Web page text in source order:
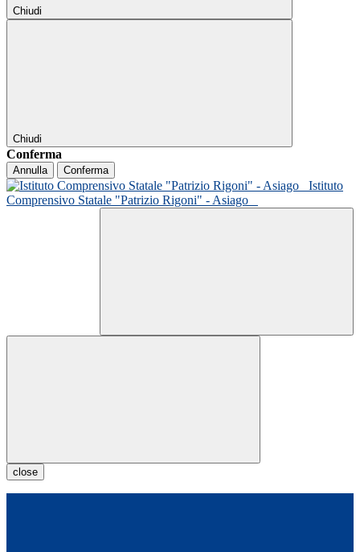
Chiudi
Chiudi
Conferma
Annulla Conferma
Istituto
Comprensivo Statale "Patrizio Rigoni" - Asiago
close